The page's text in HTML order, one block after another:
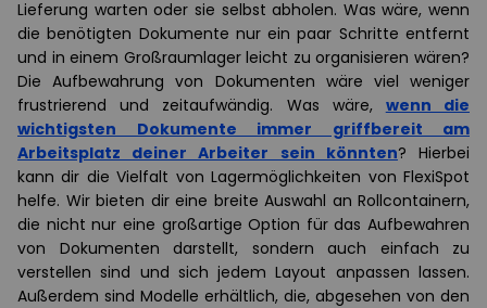
Lieferung warten oder sie selbst abholen. Was wäre, wenn
die benötigten Dokumente nur ein paar Schritte entfernt
und in einem Großraumlager leicht zu organisieren wären?
Die Aufbewahrung von Dokumenten wäre viel weniger
frustrierend und zeitaufwändig. Was wäre, wenn die
wichtigsten Dokumente immer griffbereit am
Arbeitsplatz deiner Arbeiter sein könnten? Hierbei
kann dir die Vielfalt von Lagermöglichkeiten von FlexiSpot
helfe. Wir bieten dir eine breite Auswahl an Rollcontainern,
die nicht nur eine großartige Option für das Aufbewahren
von Dokumenten darstellt, sondern auch einfach zu
verstellen sind und sich jedem Layout anpassen lassen.
Außerdem sind Modelle erhältlich, die, abgesehen von den